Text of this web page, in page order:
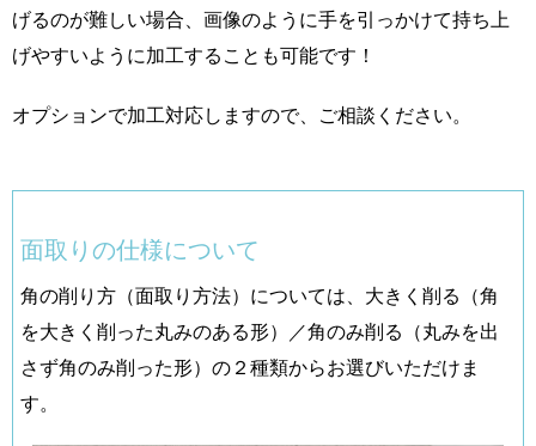
げるのが難しい場合、画像のように手を引っかけて持ち上
げやすいように加工することも可能です！
オプションで加工対応しますので、ご相談ください。
面取りの仕様について
角の削り方（面取り方法）については、大きく削る（角
を大きく削った丸みのある形）／角のみ削る（丸みを出
さず角のみ削った形）の２種類からお選びいただけま
す。